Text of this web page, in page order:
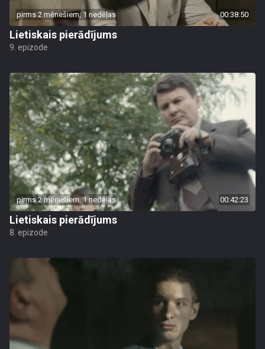
pirms 2 mēnešiem, 1 nedēļas 00:38:50
Lietiskais pierādījums
9. epizode
pirms 2 mēnešiem, 1 nedēļas 00:42:23
Lietiskais pierādījums
8. epizode